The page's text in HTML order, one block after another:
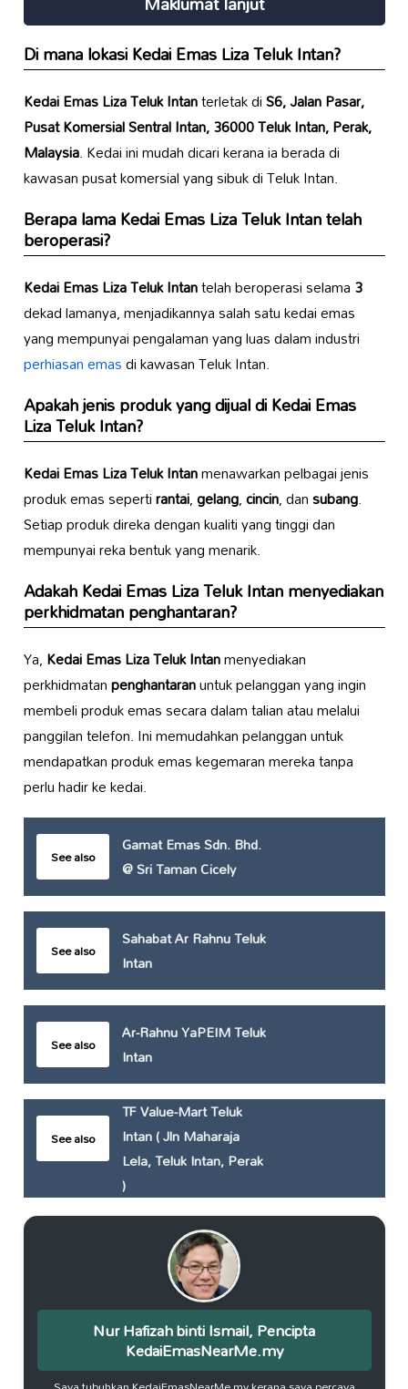
Di mana lokasiKedai Emas Liza Teluk Intan?
Kedai Emas Liza Teluk Intanterletak diS6, Jalan Pasar,
Pusat Komersial Sentral Intan, 36000 Teluk Intan, Perak,
Malaysia. Kedai ini mudah dicari kerana ia berada di
kawasan pusat komersial yang sibuk di Teluk Intan.
Berapa lamaKedai Emas Liza Teluk Intantelah
beroperasi?
Kedai Emas Liza Teluk Intantelah beroperasi selama3
dekad lamanya, menjadikannya salah satu kedai emas
yang mempunyai pengalaman yang luas dalam industri
perhiasan emasdi kawasan Teluk Intan.
Apakah jenis produk yang dijual diKedai Emas
Liza Teluk Intan?
Kedai Emas Liza Teluk Intanmenawarkan pelbagai jenis
produk emas sepertirantai,gelang,cincin, dansubang.
Setiap produk direka dengan kualiti yang tinggi dan
mempunyai reka bentuk yang menarik.
AdakahKedai Emas Liza Teluk Intanmenyediakan
perkhidmatan penghantaran?
Ya,Kedai Emas Liza Teluk Intanmenyediakan
perkhidmatanpenghantaranuntuk pelanggan yang ingin
membeli produk emas secara dalam talian atau melalui
panggilan telefon. Ini memudahkan pelanggan untuk
mendapatkan produk emas kegemaran mereka tanpa
perlu hadir ke kedai.
See also
Gamat Emas Sdn. Bhd.
@ Sri Taman Cicely
See also
Sahabat Ar Rahnu Teluk
Intan
See also
Ar-Rahnu YaPEIM Teluk
Intan
See also
TF Value-Mart Teluk
Intan ( Jln Maharaja
Lela, Teluk Intan, Perak
)
Nur Hafizah binti Ismail, Pencipta
KedaiEmasNearMe.my